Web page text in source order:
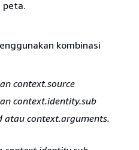
peta.
kombinasi
context.source
context.identity.sub
atau context.arguments.